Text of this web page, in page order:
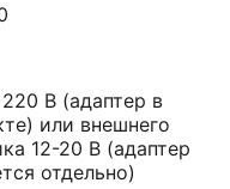
В (адаптер в
или внешнего
12-20 В (адаптер
отдельно)